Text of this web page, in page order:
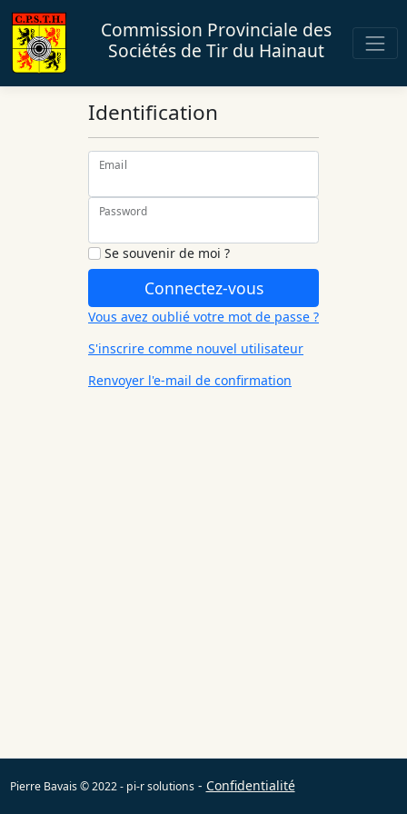
Commission Provinciale des
Sociétés de Tir du Hainaut
Identification
Email
Password
Se souvenir de moi ?
Connectez-vous
Vous avez oublié votre mot de passe ?
S'inscrire comme nouvel utilisateur
Renvoyer l'e-mail de confirmation
Pierre Bavais © 2022 - pi-r solutions- Confidentialité